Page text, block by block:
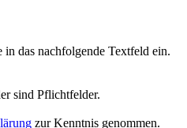
das nachfolgende Textfeld ein.
sind Pflichtfelder.
zur Kenntnis genommen.